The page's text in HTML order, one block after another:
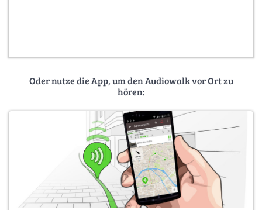
Oder nutze die App, um den Audiowalk vor Ort zu
hören: